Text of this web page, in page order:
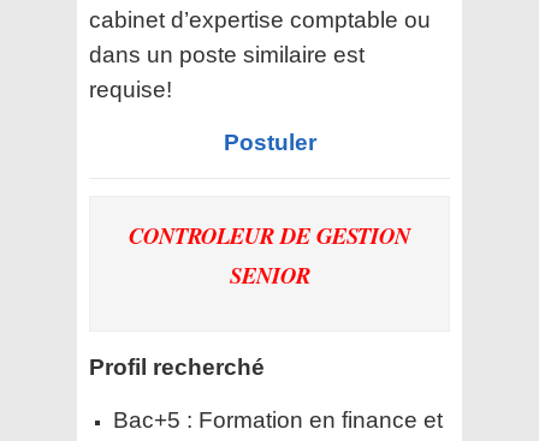
cabinet d’expertise comptable ou
dans un poste similaire est
requise!
Postuler
CONTROLEUR DE GESTION
SENIOR
Profil recherché
Bac+5 : Formation en finance et